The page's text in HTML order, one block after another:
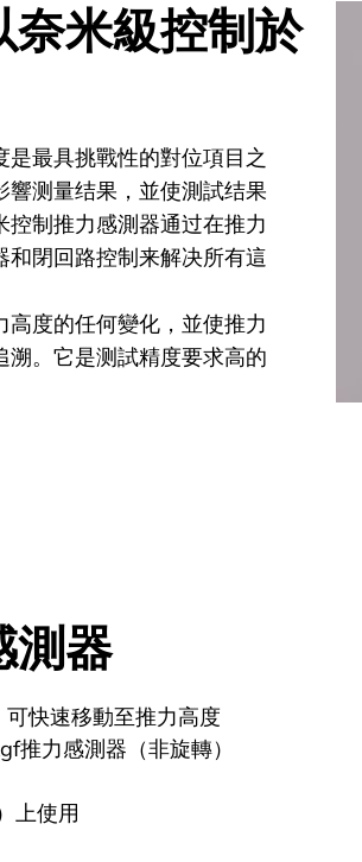
奈米級控制於
最具挑戰性的對位項目之
测量结果，並使測試结果
制推力感測器通过在推力
閉回路控制来解决所有這
度的任何變化，並使推力
。它是测試精度要求高的
測器
快速移動至推力高度
力感測器（非旋轉）
上使用